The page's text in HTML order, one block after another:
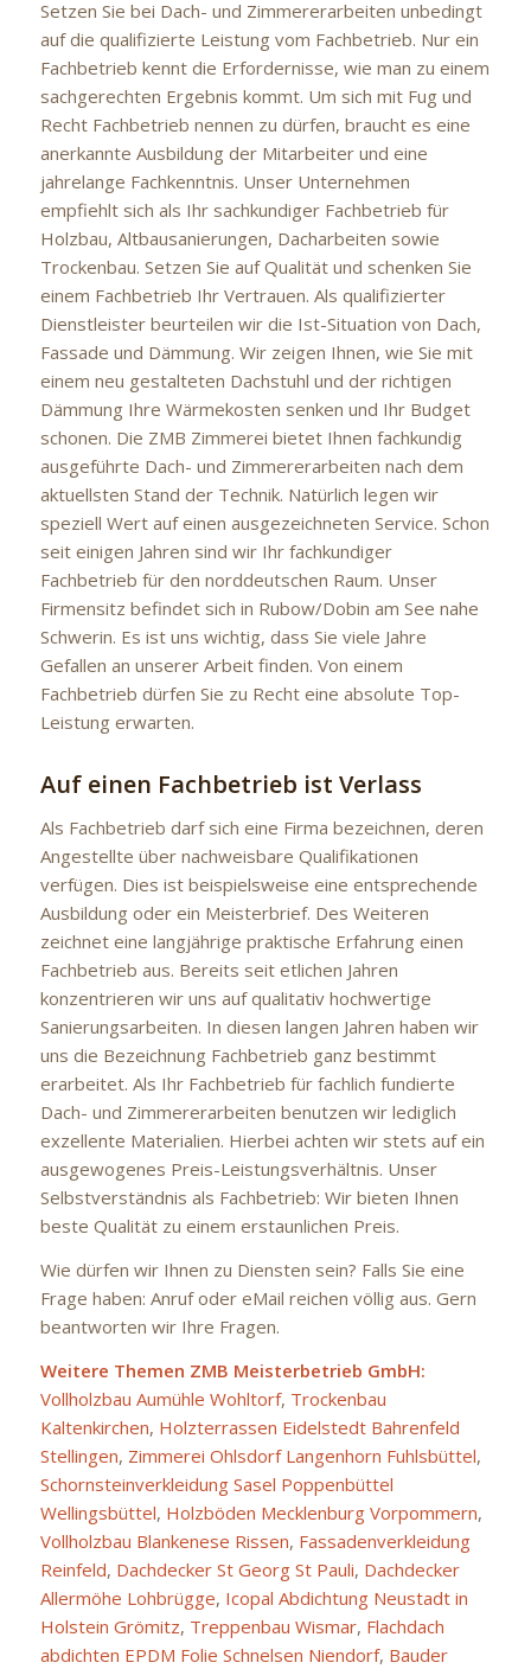
Setzen Sie bei Dach- und Zimmererarbeiten unbedingt
auf die qualifizierte Leistung vom Fachbetrieb. Nur ein
Fachbetrieb kennt die Erfordernisse, wie man zu einem
sachgerechten Ergebnis kommt. Um sich mit Fug und
Recht Fachbetrieb nennen zu dürfen, braucht es eine
anerkannte Ausbildung der Mitarbeiter und eine
jahrelange Fachkenntnis. Unser Unternehmen
empfiehlt sich als Ihr sachkundiger Fachbetrieb für
Holzbau, Altbausanierungen, Dacharbeiten sowie
Trockenbau. Setzen Sie auf Qualität und schenken Sie
einem Fachbetrieb Ihr Vertrauen. Als qualifizierter
Dienstleister beurteilen wir die Ist-Situation von Dach,
Fassade und Dämmung. Wir zeigen Ihnen, wie Sie mit
einem neu gestalteten Dachstuhl und der richtigen
Dämmung Ihre Wärmekosten senken und Ihr Budget
schonen. Die ZMB Zimmerei bietet Ihnen fachkundig
ausgeführte Dach- und Zimmererarbeiten nach dem
aktuellsten Stand der Technik. Natürlich legen wir
speziell Wert auf einen ausgezeichneten Service. Schon
seit einigen Jahren sind wir Ihr fachkundiger
Fachbetrieb für den norddeutschen Raum. Unser
Firmensitz befindet sich in Rubow/Dobin am See nahe
Schwerin. Es ist uns wichtig, dass Sie viele Jahre
Gefallen an unserer Arbeit finden. Von einem
Fachbetrieb dürfen Sie zu Recht eine absolute Top-
Leistung erwarten.
Auf einen Fachbetrieb ist Verlass
Als Fachbetrieb darf sich eine Firma bezeichnen, deren
Angestellte über nachweisbare Qualifikationen
verfügen. Dies ist beispielsweise eine entsprechende
Ausbildung oder ein Meisterbrief. Des Weiteren
zeichnet eine langjährige praktische Erfahrung einen
Fachbetrieb aus. Bereits seit etlichen Jahren
konzentrieren wir uns auf qualitativ hochwertige
Sanierungsarbeiten. In diesen langen Jahren haben wir
uns die Bezeichnung Fachbetrieb ganz bestimmt
erarbeitet. Als Ihr Fachbetrieb für fachlich fundierte
Dach- und Zimmererarbeiten benutzen wir lediglich
exzellente Materialien. Hierbei achten wir stets auf ein
ausgewogenes Preis-Leistungsverhältnis. Unser
Selbstverständnis als Fachbetrieb: Wir bieten Ihnen
beste Qualität zu einem erstaunlichen Preis.
Wie dürfen wir Ihnen zu Diensten sein? Falls Sie eine
Frage haben: Anruf oder eMail reichen völlig aus. Gern
beantworten wir Ihre Fragen.
Weitere Themen ZMB Meisterbetrieb GmbH:
Vollholzbau Aumühle Wohltorf, Trockenbau
Kaltenkirchen, Holzterrassen Eidelstedt Bahrenfeld
Stellingen, Zimmerei Ohlsdorf Langenhorn Fuhlsbüttel,
Schornsteinverkleidung Sasel Poppenbüttel
Wellingsbüttel, Holzböden Mecklenburg Vorpommern,
Vollholzbau Blankenese Rissen, Fassadenverkleidung
Reinfeld, Dachdecker St Georg St Pauli, Dachdecker
Allermöhe Lohbrügge, Icopal Abdichtung Neustadt in
Holstein Grömitz, Treppenbau Wismar, Flachdach
abdichten EPDM Folie Schnelsen Niendorf, Bauder